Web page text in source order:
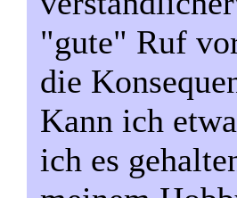
"gute" Ruf
die
Kann ich
ich es